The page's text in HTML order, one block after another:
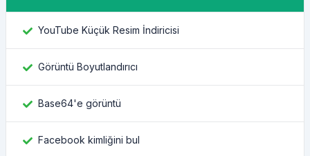
YouTube Küçük Resim İndiricisi
Görüntü Boyutlandırıcı
Base64'e görüntü
Facebook kimliğini bul